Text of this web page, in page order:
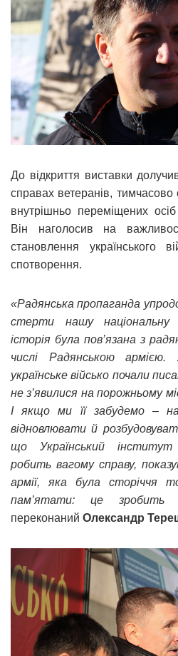
До відкриття виставки
справах ветеранів, тимчасово
внутрішньо переміщених
Він наголосив на
становлення українського
спотворення.
«Радянська пропаганда
стерти нашу
історія була пов’язана з
числі Радянською
українське військо почали
не з’явилися на порожньому
І якщо ми її забудемо –
відновлювати й
що Український інститут
робить вагому справу,
армії, яка була сторіччя
пам’ятати: це зробить
переконаний Олександр